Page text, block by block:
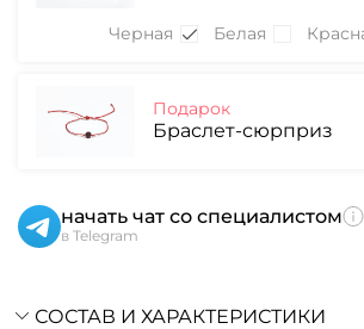
Черная Белая
Подарок
Браслет-сюрприз
начать чат со специалистом
в Telegram
СОСТАВ И ХАРАКТЕРИСТИКИ